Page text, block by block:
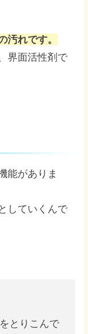
汚れです。
界面活性剤で
能がありま
していくんで
とりこんで